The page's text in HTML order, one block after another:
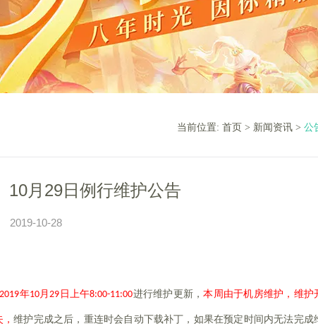
当前位置: 首页 > 新闻资讯 > 公
10月29日例行维护公告
2019-10-28
2019年10月29日上午8:00-11:00进行维护更新，本周由于机房维护，维护
，维护完成之后，重连时会自动下载补丁，如果在预定时间内无法完成